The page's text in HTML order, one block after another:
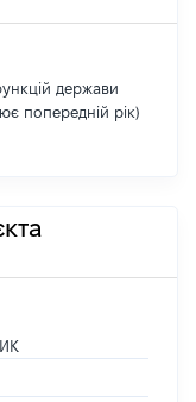
держави
попередній рік)